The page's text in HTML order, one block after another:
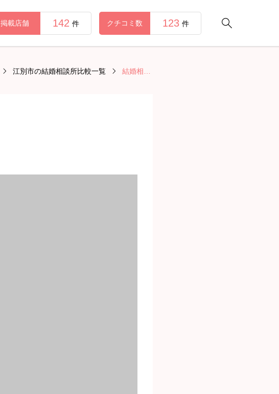

掲載店舗 142 件 クチコミ数 123 件
江別市の結婚相談所比較一覧